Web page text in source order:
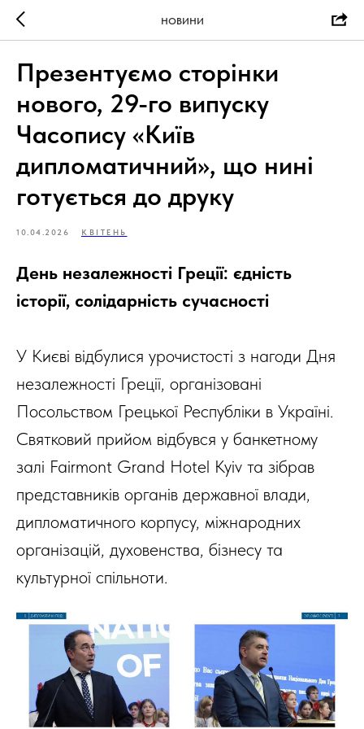
НОВИНИ
Презентуємо сторінки
нового, 29-го випуску
Часопису «Київ
дипломатичний», що нині
готується до друку
10.04.2026 КВІТЕНЬ
День незалежності Греції: єдність
історії, солідарність сучасності
У Києві відбулися урочистості з нагоди Дня
незалежності Греції, організовані
Посольством Грецької Республіки в Україні.
Святковий прийом відбувся у банкетному
залі Fairmont Grand Hotel Kyiv та зібрав
представників органів державної влади,
дипломатичного корпусу, міжнародних
організацій, духовенства, бізнесу та
культурної спільноти.